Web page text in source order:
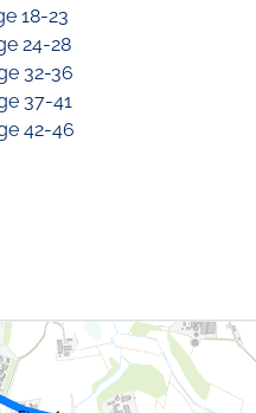
18-23
24-28
32-36
37-41
42-46